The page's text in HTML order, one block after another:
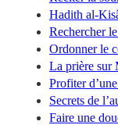
Hadith al-
Rechercher
Ordonner le
La prière sur
Profiter
Secrets de
Faire une